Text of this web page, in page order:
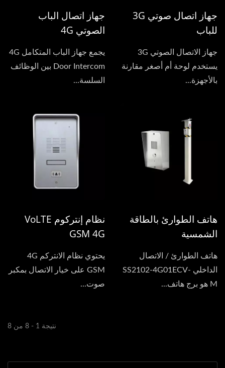
جهاز اتصال صوتي 3G
للباب
جهاز الاتصال الصوتي 3G
يستخدم لوحة أم أصغر مقارنة
بالأجهزة...
جهاز اتصال الباب
الصوتي 4G
يجمع جهاز الباب المتكامل 4G
Door Intercom بين الوظائف
السلسة...
هاتف الطوارئ بالطاقة
الشمسية
هاتف الطوارئ / الاتصال
الداخلي SS2102-4G01ECV-
M هو برج هاتف...
نظام إنتركوم VoLTE
GSM 4G
يحتوي نظام الانتركم 4G
GSM على خيار الاتصال بمكبر
صوت...
نتيجة 1 - 8 من 8